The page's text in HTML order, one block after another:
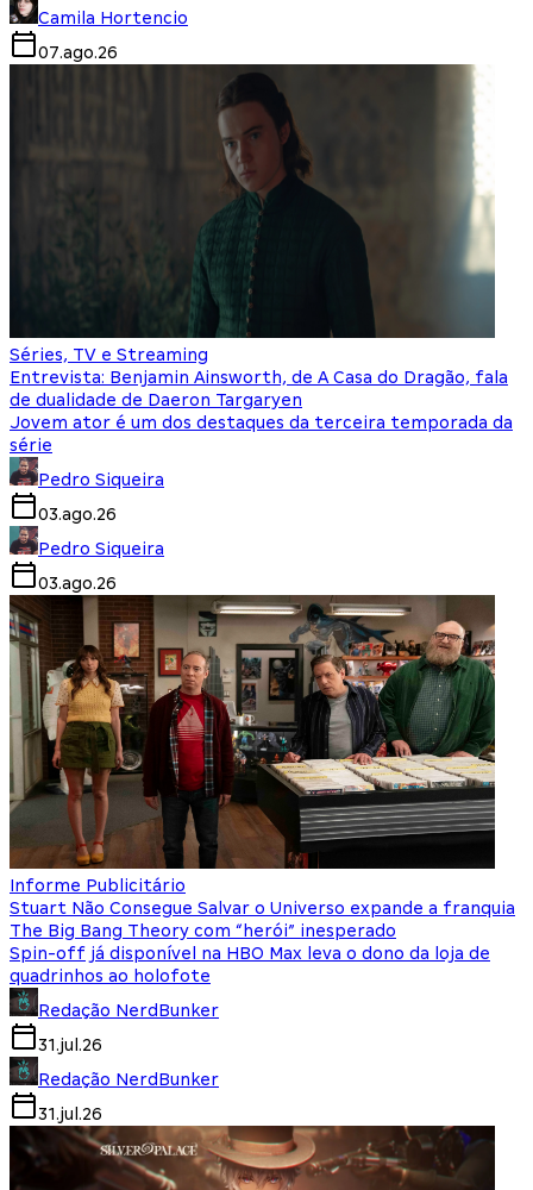
Camila Hortencio
07.ago.26
Séries, TV e Streaming
Entrevista: Benjamin Ainsworth, de A Casa do Dragão, fala
de dualidade de Daeron Targaryen
Jovem ator é um dos destaques da terceira temporada da
série
Pedro Siqueira
03.ago.26
Pedro Siqueira
03.ago.26
Informe Publicitário
Stuart Não Consegue Salvar o Universo expande a franquia
The Big Bang Theory com “herói” inesperado
Spin-off já disponível na HBO Max leva o dono da loja de
quadrinhos ao holofote
Redação NerdBunker
31.jul.26
Redação NerdBunker
31.jul.26